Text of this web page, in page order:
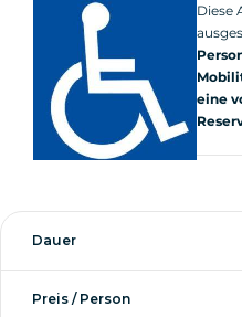
Diese
eine
Dauer
Preis / Person